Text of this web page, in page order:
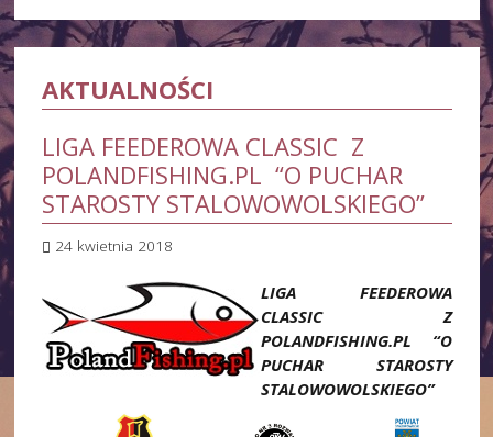
AKTUALNOŚCI
LIGA FEEDEROWA CLASSIC Z
POLANDFISHING.PL “O PUCHAR
STAROSTY STALOWOWOLSKIEGO”
24 kwietnia 2018
LIGA FEEDEROWA
CLASSIC Z
POLANDFISHING.PL “O
PUCHAR STAROSTY
STALOWOWOLSKIEGO”